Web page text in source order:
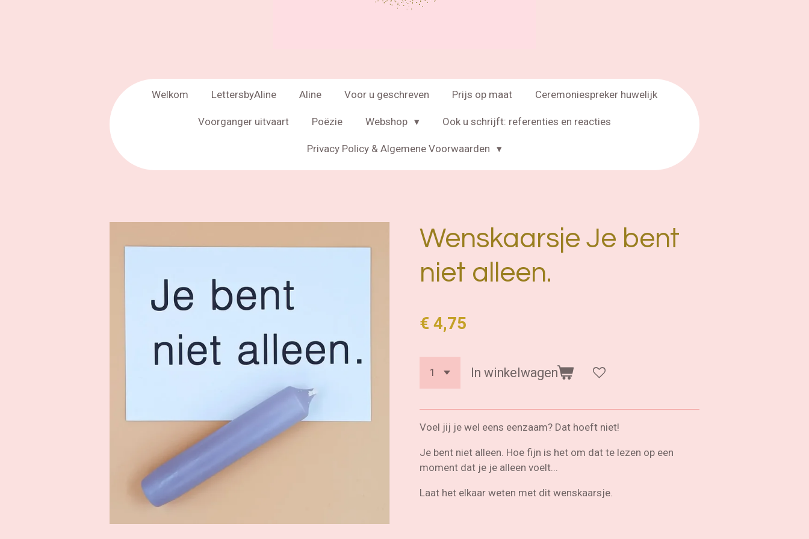
Welkom LettersbyAline Aline Voor u geschreven Prijs op maat Ceremoniespreker huwelijk
Voorganger uitvaart Poëzie Webshop Ook u schrijft: referenties en reacties
Privacy Policy & Algemene Voorwaarden
Wenskaarsje Je bent
niet alleen.
€ 4,75
In winkelwagen
Voel jij je wel eens eenzaam? Dat hoeft niet!
Je bent niet alleen. Hoe fijn is het om dat te lezen op een
moment dat je je alleen voelt...
Laat het elkaar weten met dit wenskaarsje.